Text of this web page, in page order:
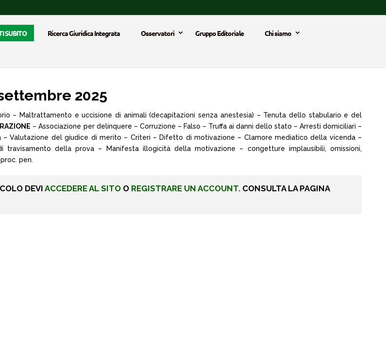
SUBITO Ricerca Giuridica Integrata Osservatori Gruppo Editoriale
Chi siamo
settembre 2025
– Maltrattamento e uccisione di animali (decapitazioni senza anestesia) – Tenuta dello stabulario e del
– Associazione per delinquere – Corruzione – Falso – Truffa ai danni dello stato – Arresti domiciliari –
Valutazione del giudice di merito – Criteri – Difetto di motivazione – Clamore mediatico della vicenda –
travisamento della prova – Manifesta illogicità della motivazione – congetture implausibili, omissioni,
pen.
DEVI ACCEDERE AL SITO O REGISTRARE UN ACCOUNT. CONSULTA LA PAGINA